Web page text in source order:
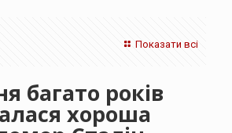
Показати всі
багато років
хороша